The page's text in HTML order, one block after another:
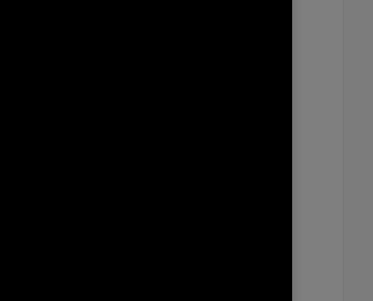
mozdít félre,
mindent legyőz, mert ő elég erős!
ára!
mindent legyőz, az én Uram elég erős!
már a gonosz!
Jézus!
már a gonosz!
Jézus!
száll a dalunk.